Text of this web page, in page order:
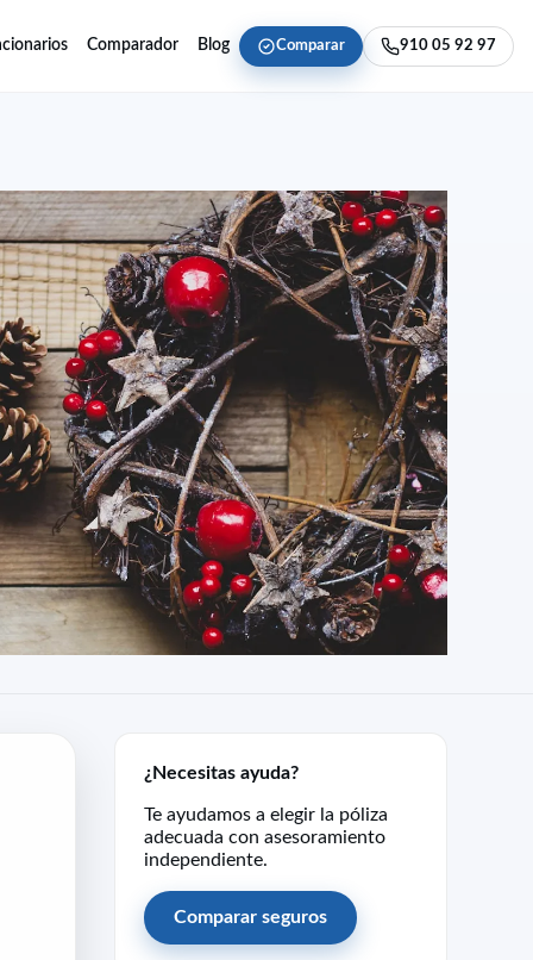
Comparador Blog Comparar 910 05 92 97
¿Necesitas ayuda?
Te ayudamos a elegir la póliza
adecuada con asesoramiento
independiente.
Comparar seguros